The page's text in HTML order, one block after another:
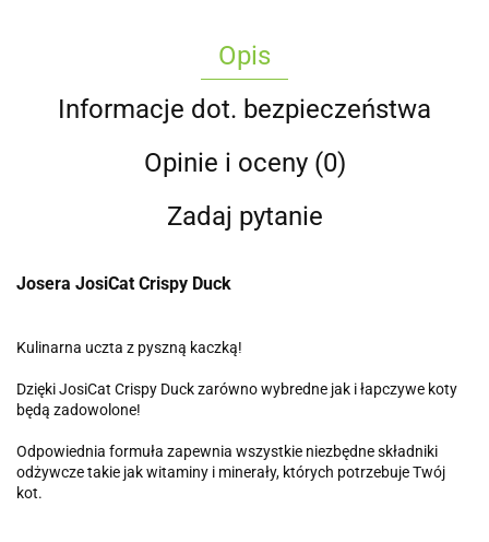
Opis
Informacje dot. bezpieczeństwa
Opinie i oceny (0)
Zadaj pytanie
Josera JosiCat Crispy Duck
Kulinarna uczta z pyszną kaczką!
Dzięki JosiCat Crispy Duck zarówno wybredne jak i łapczywe koty
będą zadowolone!
Odpowiednia formuła zapewnia wszystkie niezbędne składniki
odżywcze takie jak witaminy i minerały, których potrzebuje Twój
kot.